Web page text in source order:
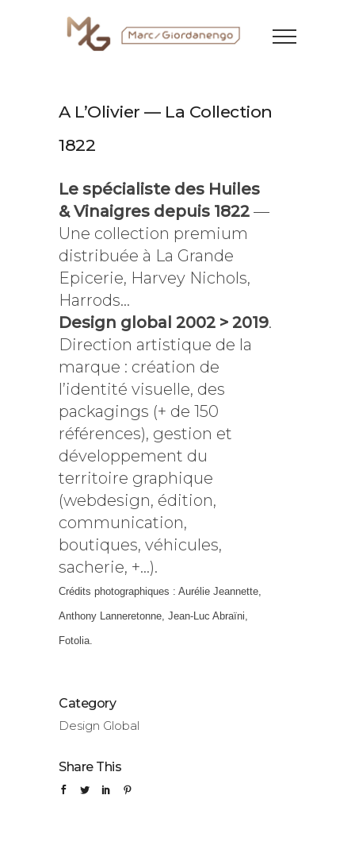
A L’Olivier — La Collection
1822
Le spécialiste des Huiles
& Vinaigres depuis 1822 —
Une collection premium
distribuée à La Grande
Epicerie, Harvey Nichols,
Harrods…
Design global 2002 > 2019.
Direction artistique de la
marque : création de
l’identité visuelle, des
packagings (+ de 150
références), gestion et
développement du
territoire graphique
(webdesign, édition,
communication,
boutiques, véhicules,
sacherie, +…).
Crédits photographiques : Aurélie Jeannette,
Anthony Lanneretonne, Jean-Luc Abraïni,
Fotolia.
Category
Design Global
Share This